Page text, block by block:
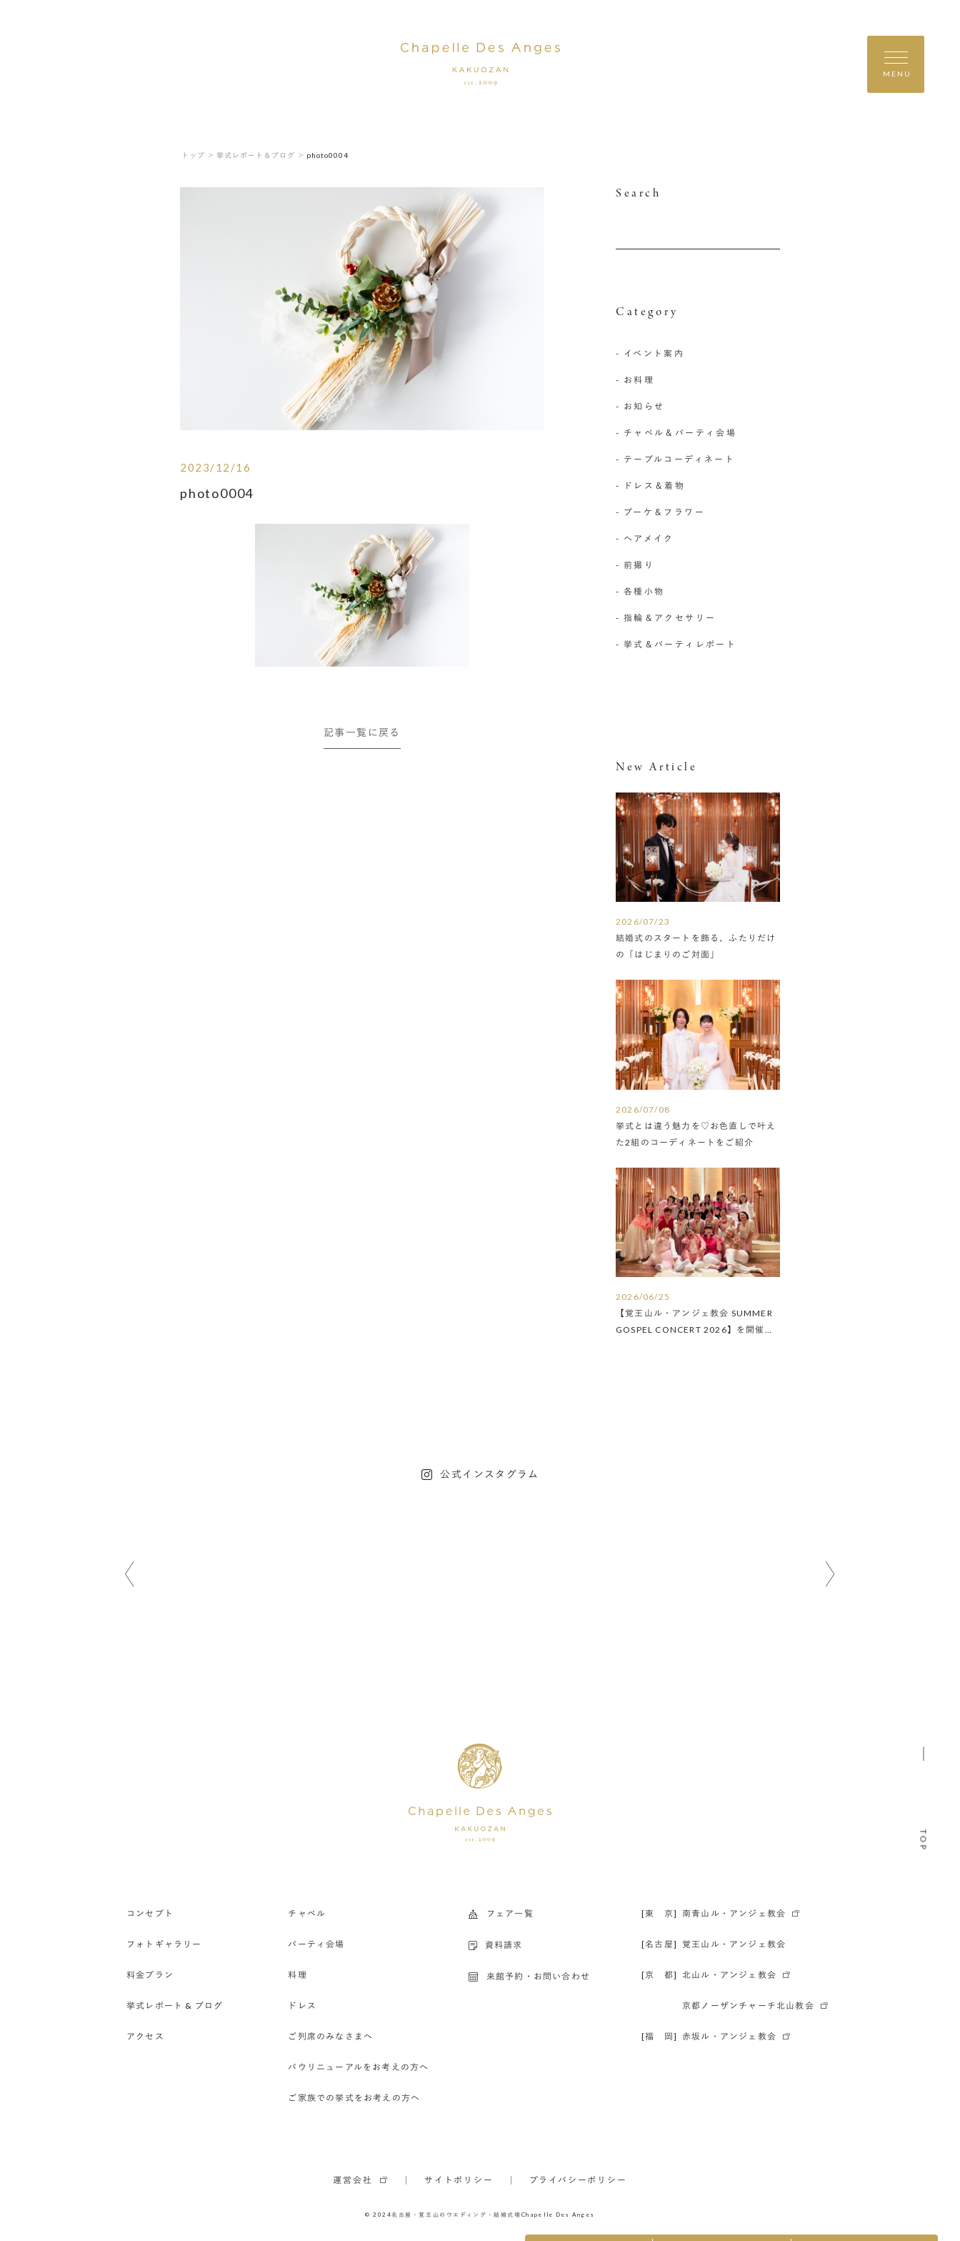
MENU
トップ ＞ 挙式レポート＆ブログ ＞ photo0004
2023/12/16
photo0004
記事一覧に戻る
Search
Category
- イベント案内
- お料理
- お知らせ
- チャペル＆パーティ会場
- テーブルコーディネート
- ドレス＆着物
- ブーケ＆フラワー
- ヘアメイク
- 前撮り
- 各種小物
- 指輪＆アクセサリー
- 挙式＆パーティレポート
New Article
2026/07/23
結婚式のスタートを飾る、ふたりだけ
の「はじまりのご対面」
2026/07/08
挙式とは違う魅力を♡お色直しで叶え
た2組のコーディネートをご紹介
2026/06/25
【覚王山ル・アンジェ教会 SUMMER
GOSPEL CONCERT 2026】を開催い
公式インスタグラム
TOP
コンセプト
フォトギャラリー
料金プラン
挙式レポート & ブログ
アクセス
チャペル
パーティ会場
料理
ドレス
ご列席のみなさまへ
バウリニューアルをお考えの方へ
ご家族での挙式をお考えの方へ
フェア一覧
資料請求
来館予約・お問い合わせ
[東 京] 南青山ル・アンジェ教会
[名古屋] 覚王山ル・アンジェ教会
[京 都] 北山ル・アンジェ教会
京都ノーザンチャーチ北山教会
[福 岡] 赤坂ル・アンジェ教会
運営会社 サイトポリシー プライバシーポリシー
© 2024名古屋・覚王山のウエディング・結婚式場 Chapelle Des Anges